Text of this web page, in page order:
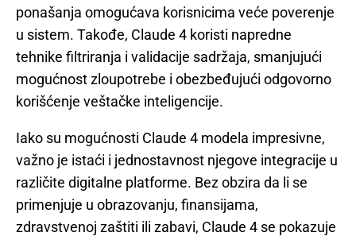
ponašanja omogućava korisnicima veće poverenje
u sistem. Takođe, Claude 4 koristi napredne
tehnike filtriranja i validacije sadržaja, smanjujući
mogućnost zloupotrebe i obezbeđujući odgovorno
korišćenje veštačke inteligencije.
Iako su mogućnosti Claude 4 modela impresivne,
važno je istaći i jednostavnost njegove integracije u
različite digitalne platforme. Bez obzira da li se
primenjuje u obrazovanju, finansijama,
zdravstvenoj zaštiti ili zabavi, Claude 4 se pokazuje